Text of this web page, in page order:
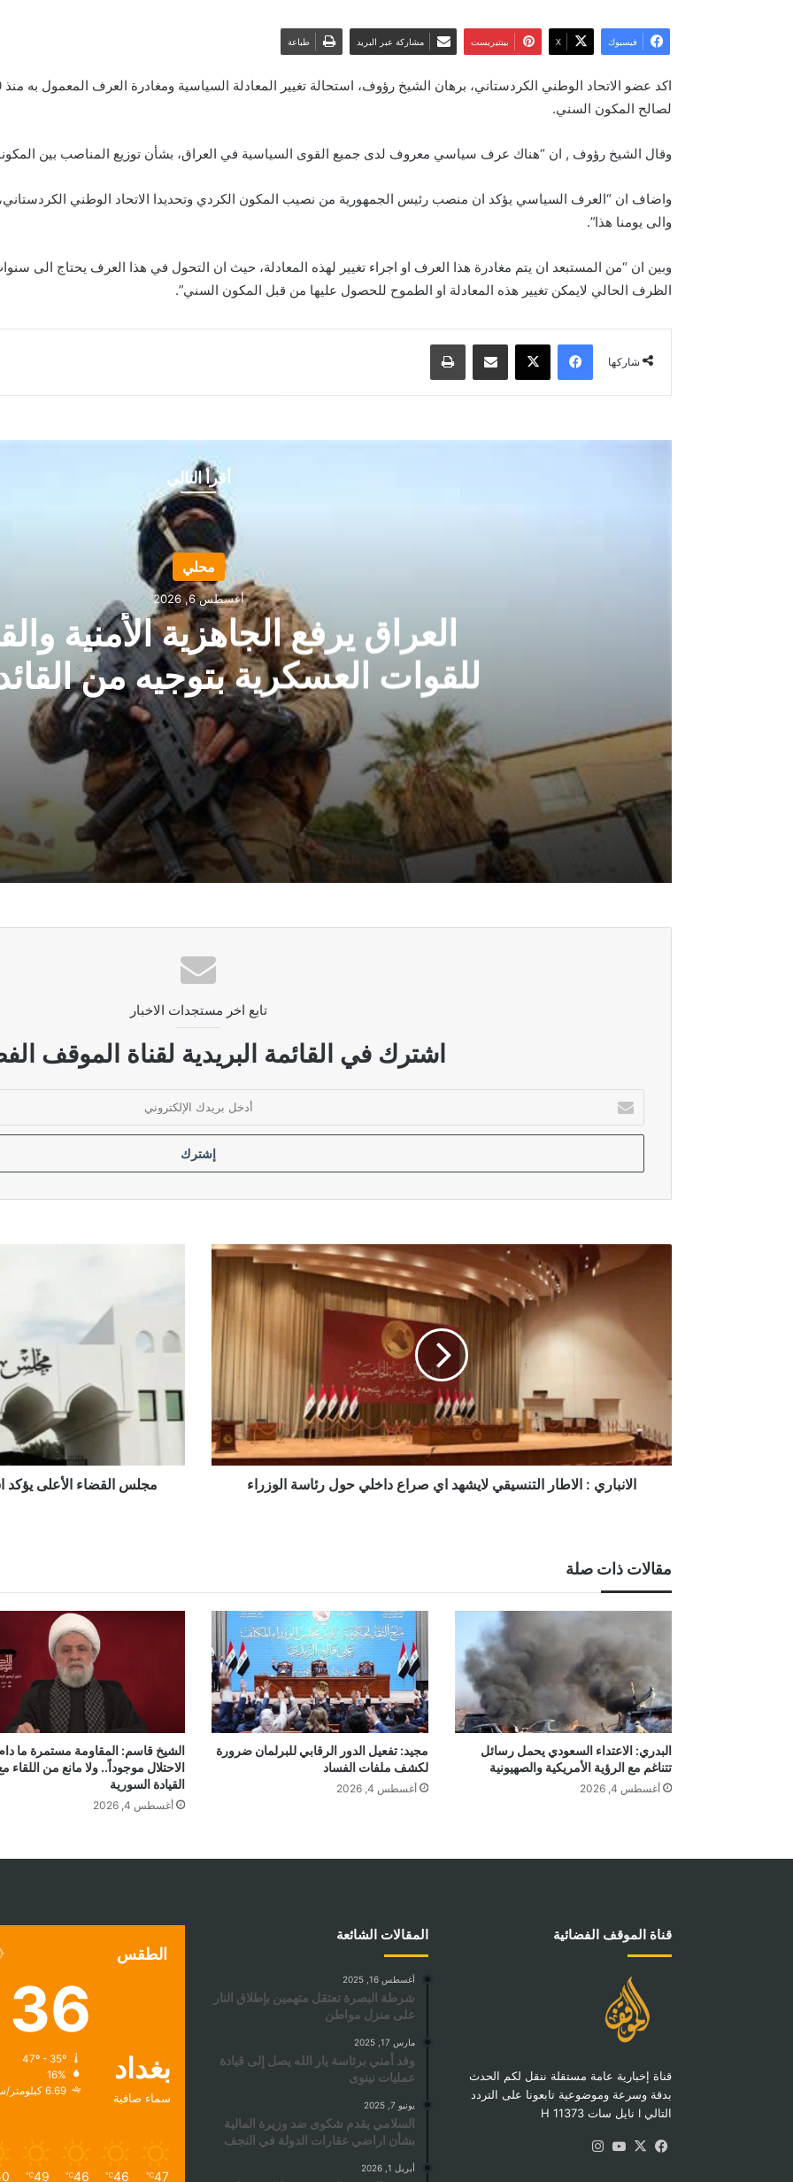
فيسبوك ‫X بينتيريست مشاركة عبر البريد طباعة
لصالح المكون السني.
وقال الشيخ رؤوف , ان “هناك عرف سياسي معروف لدى جميع القوى السياسية في العراق، بشأن توزيع المناصب بين
والى يومنا هذا”.
وبين ان “من المستبعد ان يتم مغادرة هذا العرف او اجراء تغيير لهذه المعادلة، حيث ان التحول في هذا العرف يحتاج الى
الظرف الحالي لايمكن تغيير هذه المعادلة او الطموح للحصول عليها من قبل المكون السني”.
شاركها
فيسبوك ‫X مشاركة عبر البريد طباعة
أقرأ التالي
محلي
أغسطس 6, 2026
العراق يرفع الجاهزية الأمنية
للقوات العسكرية بتوجيه من
أغسطس 6, 2026
العراق يرفع الجاهزية الأمنية والقتالية للقوات العسكرية بتوجيه من القائد العام
البرلمان يستضيف وزير المالية لبحث تأخر صرف رواتب أكثر من مليون موظف
تحرك رسمي لفتح ملفات الذمة المالية لوزراء ومسؤولي الكهرباء منذ عام 2005
تابع اخر مستجدات الاخبار
اشترك في القائمة البريدية لقناة الموقف
بريدك
الإلكتروني
داخلي
حول
الوزراء
الانباري : الاطار التنسيقي لايشهد اي صراع داخلي حول رئاسة الوزراء
العملية
السياسية
مجلس القضاء الأعلى يؤكد
مقالات ذات صلة
البدري: الاعتداء السعودي يحمل رسائل
تتناغم مع الرؤية الأمريكية والصهيونية
أغسطس 4, 2026
مجيد: تفعيل الدور الرقابي للبرلمان ضرورة
لكشف ملفات الفساد
أغسطس 4, 2026
الشيخ قاسم: المقاومة مستمرة ما
الاحتلال موجوداً.. ولا مانع من اللقاء
القيادة السورية
أغسطس 4, 2026
قناة الموقف الفضائية
قناة إخبارية عامة مستقلة ننقل لكم الحدث
بدقة وسرعة وموضوعية تابعونا على التردد
التالي I نايل سات 11373 H
فيسبوك
‫X
‫YouTube
المقالات الشائعة
أغسطس 16, 2025
شرطة البصرة تعتقل متهمين بإطلاق النار
على منزل مواطن
مارس 17, 2025
وفد أمني برئاسة يار الله يصل إلى قيادة
عمليات نينوى
يونيو 7, 2025
السلامي يقدم شكوى ضد وزيرة المالية
بشأن اراضي عقارات الدولة في النجف
أبريل 1, 2026
الطقس
بغداد
سماء صافية
36
16%
6.69 كيلومتر/ساعة
47
℃
46
℃
46
℃
49
℃